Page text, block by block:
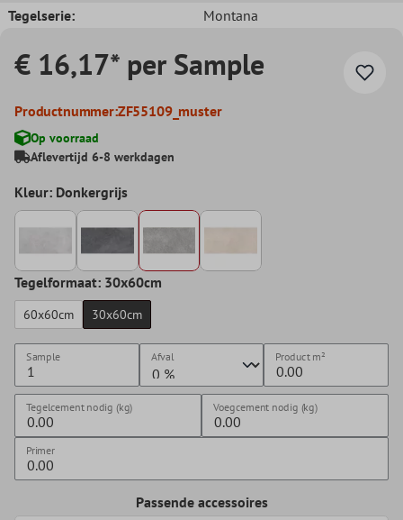
Tegelserie:
Montana
€ 16,17* per Sample
Productnummer:ZF55109_muster
Op voorraad
Aflevertijd 6-8 werkdagen
Kleur: Donkergrijs
Tegelformaat: 30x60cm
60x60cm 30x60cm
Sample Afval Productm²
Tegelcement nodig (kg) Voegcement nodig (kg)
Primer
Passende accessoires